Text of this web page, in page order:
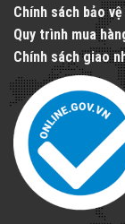
Chính sách bảo
Quy trình mua
Chính sách giao